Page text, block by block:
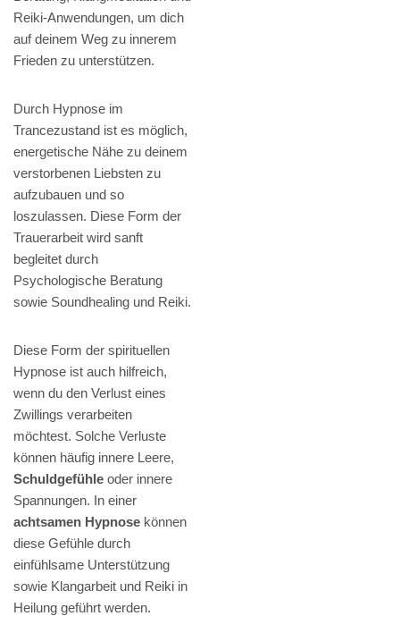
Reiki-Anwendungen, um dich
auf deinem Weg zu innerem
Frieden zu unterstützen.
Durch Hypnose im
Trancezustand ist es möglich,
energetische Nähe zu deinem
verstorbenen Liebsten zu
aufzubauen und so
loszulassen. Diese Form der
Trauerarbeit wird sanft
begleitet durch
Psychologische Beratung
sowie Soundhealing und Reiki.
Diese Form der spirituellen
Hypnose ist auch hilfreich,
wenn du den Verlust eines
Zwillings verarbeiten
möchtest. Solche Verluste
können häufig innere Leere,
Schuldgefühle oder innere
Spannungen. In einer
achtsamen Hypnose können
diese Gefühle durch
einfühlsame Unterstützung
sowie Klangarbeit und Reiki in
Heilung geführt werden.